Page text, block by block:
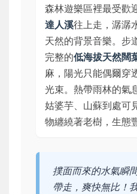
森林遊樂區裡最受歡
達人溪往上走，潺潺
天然的背景音樂。步
完整的低海拔天然闊
麻，陽光只能偶爾穿
光束。熱帶雨林的氣
姑婆芋、山蘇到處可
物纏繞著老樹，生態
撲面而來的水氣瞬
帶走，爽快無比！